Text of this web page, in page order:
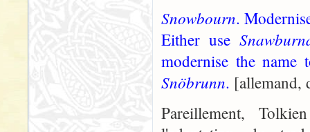
Snowbourn.
Either use
modernise the
Snöbrunn. [allemand,
Pareillement,